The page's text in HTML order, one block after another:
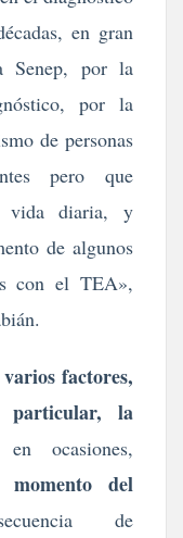
en gran
Senep, por la
por la
de personas
pero que
vida diaria, y
de algunos
con el TEA»,
factores,
particular, la
ocasiones,
del
de